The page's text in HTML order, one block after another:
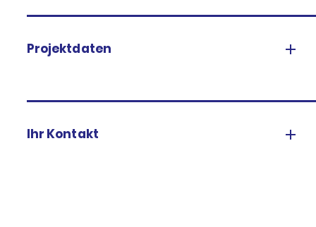
Projektdaten
Ihr Kontakt